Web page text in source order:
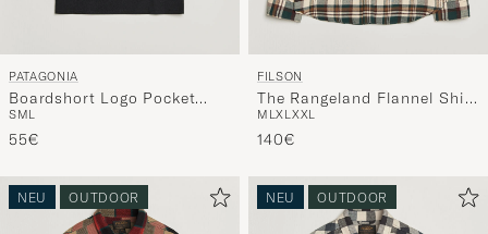
PATAGONIA
Boardshort Logo Pocket
Responsibili T-Shirt Ink
Black
SML
55€
FILSON
The Rangeland Flannel Shirt
Green
M LXLXXL
140€
NEU OUTDOOR NEU OUTDOOR